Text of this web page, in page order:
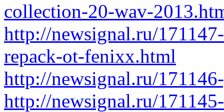
collection-20-wav-
http://newsignal.ru/
repack-ot-fenixx.html
http://newsignal.ru/
http://newsignal.ru/